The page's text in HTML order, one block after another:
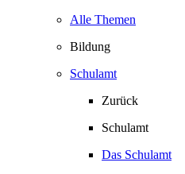
Alle Themen
Bildung
Schulamt
Zurück
Schulamt
Das Schulamt